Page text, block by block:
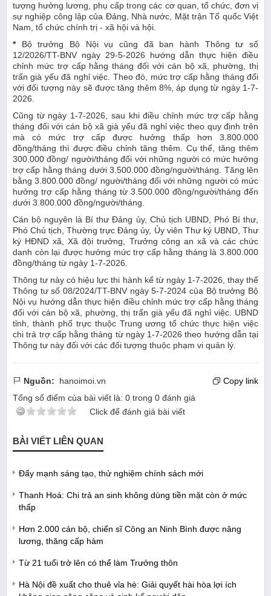
tượng hưởng lương, phụ cấp trong các cơ quan, tổ chức, đơn vị
sự nghiệp công lập của Đảng, Nhà nước, Mặt trận Tổ quốc Việt
Nam, tổ chức chính trị - xã hội và hội.
* Bộ trưởng Bộ Nội vụ cũng đã ban hành Thông tư số
12/2026/TT-BNV ngày 29-5-2026 hướng dẫn thực hiện điều
chỉnh mức trợ cấp hằng tháng đối với cán bộ xã, phường, thị
trấn già yếu đã nghỉ việc. Theo đó, mức trợ cấp hằng tháng đối
với đối tượng này sẽ được tăng thêm 8%, áp dụng từ ngày 1-7-
2026.
Cũng từ ngày 1-7-2026, sau khi điều chỉnh mức trợ cấp hằng
tháng đối với cán bộ xã già yếu đã nghỉ việc theo quy định trên
mà có mức trợ cấp được hưởng thấp hơn 3.800.000
đồng/tháng thì được điều chỉnh tăng thêm. Cụ thể, tăng thêm
300.000 đồng/ người/tháng đối với những người có mức hưởng
trợ cấp hằng tháng dưới 3.500.000 đồng/người/tháng. Tăng lên
bằng 3.800.000 đồng/ người/tháng đối với những người có mức
hưởng trợ cấp hằng tháng từ 3.500.000 đồng/người/tháng đến
dưới 3.800.000 đồng/người/tháng.
Cán bộ nguyên là Bí thư Đảng ủy, Chủ tịch UBND, Phó Bí thư,
Phó Chủ tịch, Thường trực Đảng ủy, Ủy viên Thư ký UBND, Thư
ký HĐND xã, Xã đội trưởng, Trưởng công an xã và các chức
danh còn lại được hưởng mức trợ cấp hằng tháng là 3.800.000
đồng/tháng từ ngày 1-7-2026.
Thông tư này có hiệu lực thi hành kể từ ngày 1-7-2026, thay thế
Thông tư số 08/2024/TT-BNV ngày 5-7-2024 của Bộ trưởng Bộ
Nội vụ hướng dẫn thực hiện điều chỉnh mức trợ cấp hằng tháng
đối với cán bộ xã, phường, thị trấn già yếu đã nghỉ việc. UBND
tỉnh, thành phố trực thuộc Trung ương tổ chức thực hiện việc
chi trả trợ cấp hằng tháng từ ngày 1-7-2026 theo hướng dẫn tại
Thông tư này đối với các đối tượng thuộc phạm vi quản lý.
Nguồn: hanoimoi.vn
Copy link
Tổng số điểm của bài viết là: 0 trong 0 đánh giá
Click để đánh giá bài viết
BÀI VIẾT LIÊN QUAN
Đẩy mạnh sáng tạo, thử nghiệm chính sách mới
Thanh Hoá: Chi trả an sinh không dùng tiền mặt còn ở mức
thấp
Hơn 2.000 cán bộ, chiến sĩ Công an Ninh Bình được nâng
lương, thăng cấp hàm
Từ 21 tuổi trở lên có thể làm Trưởng thôn
Hà Nội đề xuất cho thuê vỉa hè: Giải quyết hài hòa lợi ích